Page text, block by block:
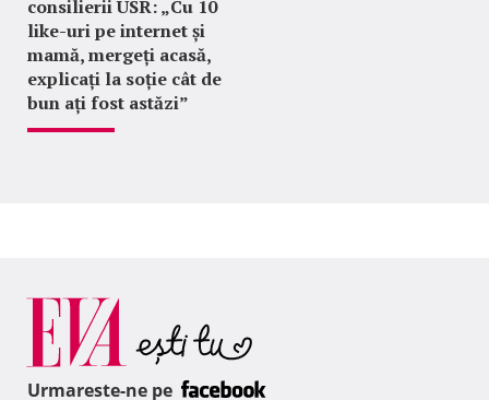
consilierii USR: „Cu 10
like-uri pe internet și
mamă, mergeți acasă,
explicați la soție cât de
bun ați fost astăzi”
Urmareste-ne pe